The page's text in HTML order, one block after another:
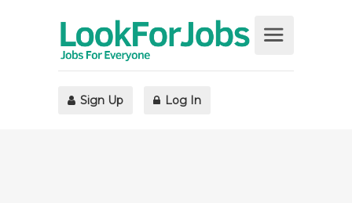
Sign Up Log In